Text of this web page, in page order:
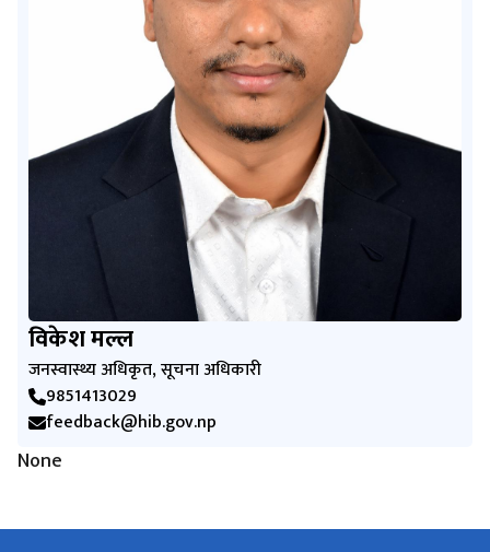
विकेश मल्ल
जनस्वास्थ्य अधिकृत, सूचना अधिकारी
9851413029
feedback@hib.gov.np
None